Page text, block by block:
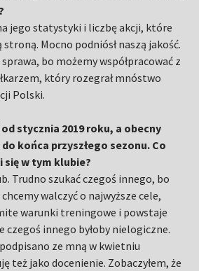
jego statystyki i liczbę akcji, które
Mocno podniósł naszą jakość.
bo możemy współpracować z
który rozegrał mnóstwo
Polski.
stycznia 2019 roku, a obecny
końca przyszłego sezonu. Co
się w tym klubie?
Trudno szukać czegoś innego, bo
walczyć o najwyższe cele,
warunki treningowe i powstaje
czegoś innego byłoby nielogiczne.
ze mną w kwietniu
też jako docenienie. Zobaczyłem, że